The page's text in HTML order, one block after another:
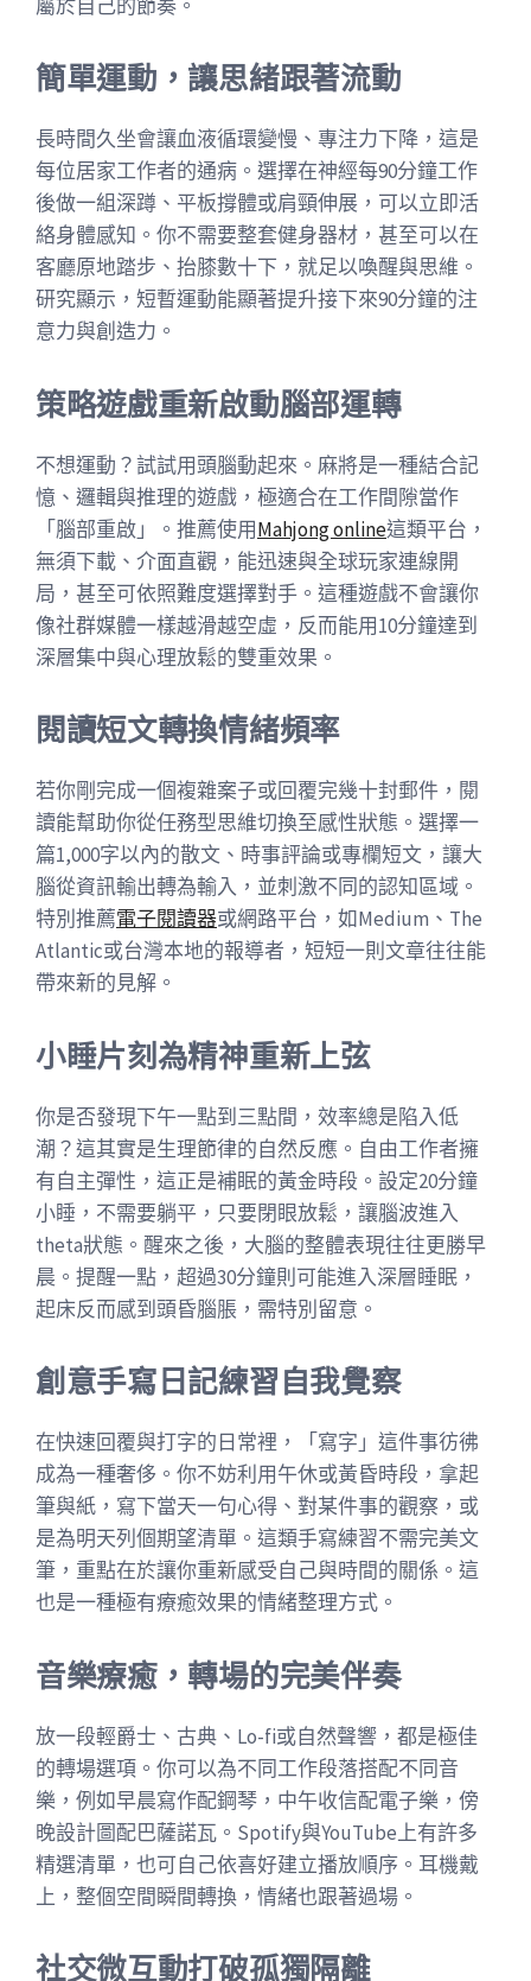
屬於自己的節奏。
簡單運動，讓思緒跟著流動
長時間久坐會讓血液循環變慢、專注力下降，這是
每位居家工作者的通病。選擇在神經每90分鐘工作
後做一組深蹲、平板撐體或肩頸伸展，可以立即活
絡身體感知。你不需要整套健身器材，甚至可以在
客廳原地踏步、抬膝數十下，就足以喚醒與思維。
研究顯示，短暫運動能顯著提升接下來90分鐘的注
意力與創造力。
策略遊戲重新啟動腦部運轉
不想運動？試試用頭腦動起來。麻將是一種結合記
憶、邏輯與推理的遊戲，極適合在工作間隙當作
「腦部重啟」。推薦使用Mahjong online這類平台，
無須下載、介面直觀，能迅速與全球玩家連線開
局，甚至可依照難度選擇對手。這種遊戲不會讓你
像社群媒體一樣越滑越空虛，反而能用10分鐘達到
深層集中與心理放鬆的雙重效果。
閱讀短文轉換情緒頻率
若你剛完成一個複雜案子或回覆完幾十封郵件，閱
讀能幫助你從任務型思維切換至感性狀態。選擇一
篇1,000字以內的散文、時事評論或專欄短文，讓大
腦從資訊輸出轉為輸入，並刺激不同的認知區域。
特別推薦電子閱讀器或網路平台，如Medium、The
Atlantic或台灣本地的報導者，短短一則文章往往能
帶來新的見解。
小睡片刻為精神重新上弦
你是否發現下午一點到三點間，效率總是陷入低
潮？這其實是生理節律的自然反應。自由工作者擁
有自主彈性，這正是補眠的黃金時段。設定20分鐘
小睡，不需要躺平，只要閉眼放鬆，讓腦波進入
theta狀態。醒來之後，大腦的整體表現往往更勝早
晨。提醒一點，超過30分鐘則可能進入深層睡眠，
起床反而感到頭昏腦脹，需特別留意。
創意手寫日記練習自我覺察
在快速回覆與打字的日常裡，「寫字」這件事彷彿
成為一種奢侈。你不妨利用午休或黃昏時段，拿起
筆與紙，寫下當天一句心得、對某件事的觀察，或
是為明天列個期望清單。這類手寫練習不需完美文
筆，重點在於讓你重新感受自己與時間的關係。這
也是一種極有療癒效果的情緒整理方式。
音樂療癒，轉場的完美伴奏
放一段輕爵士、古典、Lo-fi或自然聲響，都是極佳
的轉場選項。你可以為不同工作段落搭配不同音
樂，例如早晨寫作配鋼琴，中午收信配電子樂，傍
晚設計圖配巴薩諾瓦。Spotify與YouTube上有許多
精選清單，也可自己依喜好建立播放順序。耳機戴
上，整個空間瞬間轉換，情緒也跟著過場。
社交微互動打破孤獨隔離